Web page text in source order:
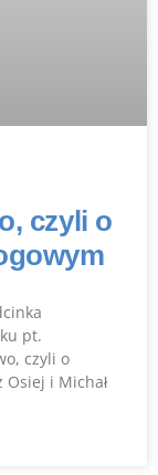
czyli o
pt.
czyli o
i Michał